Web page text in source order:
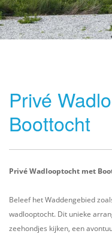
NL
Privé
Boottocht
Privé Wadlooptocht met
Beleef het Waddengebied
wadlooptocht. Dit unieke
zeehondjes kijken, een